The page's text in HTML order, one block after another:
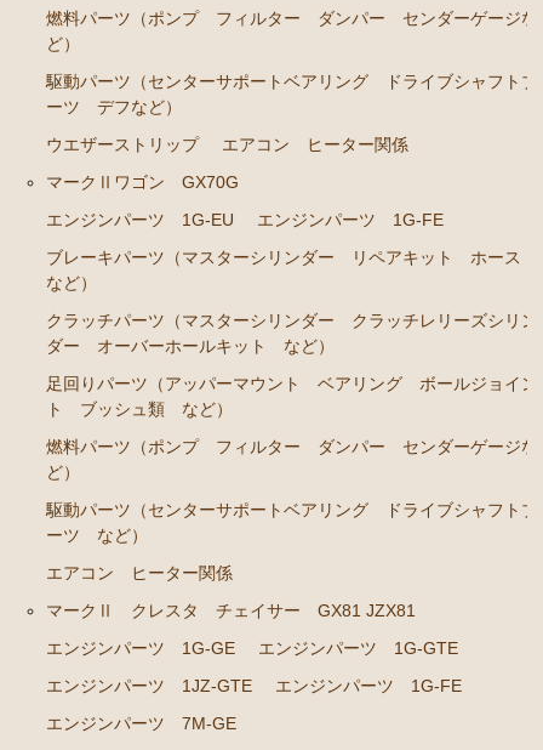
エンジンパーツ 7M-GE
ブレーキパーツ（マスターシリンダー リペアキッ
ト ホース など）
クラッチパーツ（マスターシリンダー クラッチレリ
ーズシリンダー オーバーホールキット など）
ステアリングパーツ（各種リペアキット ラックブー
ツ ラックエンド タイロッドエンド など）
燃料パーツ（ポンプ フィルター ダンパー センダ
ーゲージなど）
駆動パーツ（センターサポートベアリング ドライブ
シャフトブーツ デフなど）
エアコン/ヒーター関係
マークⅡ クレスタ チェイサー JZX90 JZX91 JZX93 GX9
0 SX90
エンジンパーツ 1JZ-GE JZX90 JZX93
エンジンパーツ 2J-GE JZX91
エンジンパーツ 1G-FE GX90
ーズシリンダー オーバーホールキット など）
燃料パーツ（ポンプ フィルター ダンパー センダーゲージな
ど）
駆動パーツ（センターサポートベアリング ドライブシャフトブ
ーツ デフなど）
ウエザーストリップ
エアコン ヒーター関係
マークⅡワゴン GX70G
エンジンパーツ 1G-EU
エンジンパーツ 1G-FE
ブレーキパーツ（マスターシリンダー リペアキット ホース
など）
クラッチパーツ（マスターシリンダー クラッチレリーズシリン
ダー オーバーホールキット など）
足回りパーツ（アッパーマウント ベアリング ボールジョイン
ト ブッシュ類 など）
燃料パーツ（ポンプ フィルター ダンパー センダーゲージな
ど）
駆動パーツ（センターサポートベアリング ドライブシャフトブ
ーツ など）
エアコン ヒーター関係
マークⅡ クレスタ チェイサー GX81 JZX81
エンジンパーツ 1G-GE
エンジンパーツ 1G-GTE
エンジンパーツ 1JZ-GTE
エンジンパーツ 1G-FE
エンジンパーツ 7M-GE